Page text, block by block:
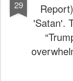
29
'Satan'.